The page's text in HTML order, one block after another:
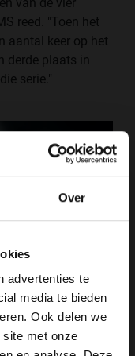
Over
advertenties te
media te bieden
Ook delen we
met onze
reed. "Toen het
aantal keer op het
derde plaats in
serie."
RADIO